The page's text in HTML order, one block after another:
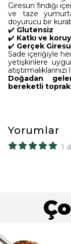
Giresun fındığı
ve taze
doyurucu bir
✔️ Glutensiz
✔️ Katkı ve
✔️ Gerçek
Sade içeriğiyle
yetişkinlere
Doğadan
bereketli
Yorumlar
1